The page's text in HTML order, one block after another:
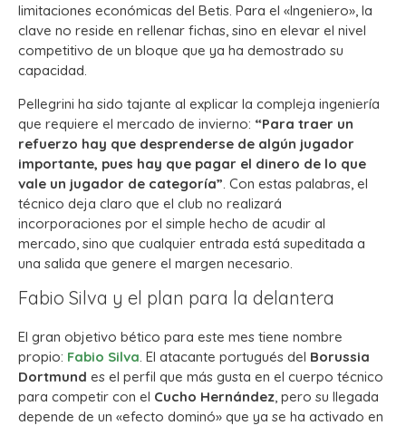
limitaciones económicas del Betis. Para el «Ingeniero», la
clave no reside en rellenar fichas, sino en elevar el nivel
competitivo de un bloque que ya ha demostrado su
capacidad.
Pellegrini ha sido tajante al explicar la compleja ingeniería
que requiere el mercado de invierno: “Para traer un
refuerzo hay que desprenderse de algún jugador
importante, pues hay que pagar el dinero de lo que
vale un jugador de categoría” . Con estas palabras, el
técnico deja claro que el club no realizará
incorporaciones por el simple hecho de acudir al
mercado, sino que cualquier entrada está supeditada a
una salida que genere el margen necesario.
Fabio Silva y el plan para la delantera
El gran objetivo bético para este mes tiene nombre
propio: Fabio Silva . El atacante portugués del Borussia
Dortmund es el perfil que más gusta en el cuerpo técnico
para competir con el Cucho Hernández , pero su llegada
depende de un «efecto dominó» que ya se ha activado en